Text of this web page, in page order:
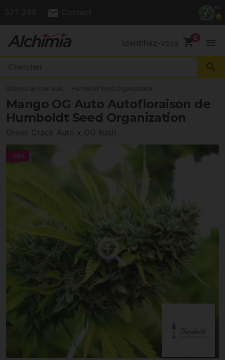
(+34) 972 527 248
Identifiez-vous shopping_cart menu
search
Graines de cannabis Humboldt Seed Organization
Mango OG Auto Autofloraison de
Humboldt Seed Organization
Green Crack Auto x OG Kush
-10%